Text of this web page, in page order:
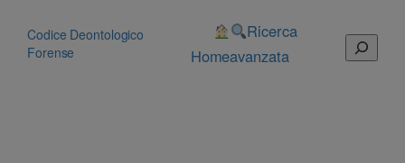
contenuto
Codice Deontologico
Forense
Home
Ricerca
avanzata
Cerca